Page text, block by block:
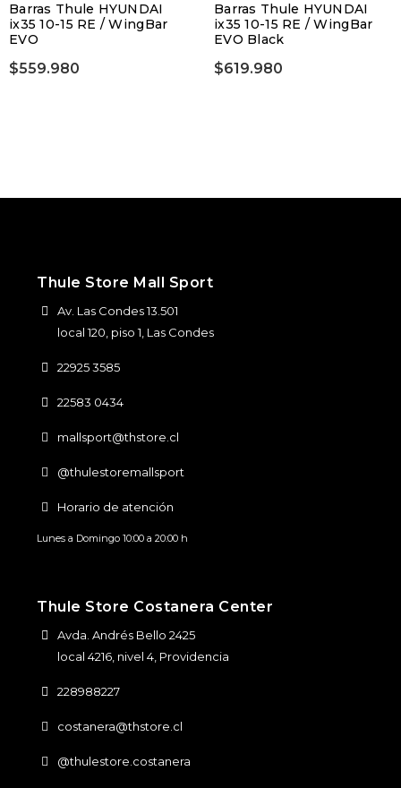
Barras Thule HYUNDAI
ix35 10-15 RE / WingBar
EVO
$559.980
Barras Thule HYUNDAI
ix35 10-15 RE / WingBar
EVO Black
$619.980
Thule Store Mall Sport
Av. Las Condes 13.501
local 120, piso 1, Las Condes
22925 3585
22583 0434
mallsport@thstore.cl
@thulestoremallsport
Horario de atención
Lunes a Domingo 10:00 a 20:00 h
Thule Store Costanera Center
Avda. Andrés Bello 2425
local 4216, nivel 4, Providencia
228988227
costanera@thstore.cl
@thulestore.costanera